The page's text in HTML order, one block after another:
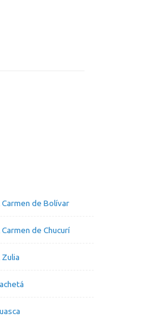
Carmen de Bolívar
de Chucurí
Zulia